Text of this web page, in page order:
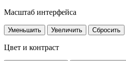
Масштаб интерфейса
Уменьшить Увеличить Сбросить
Цвет и контраст